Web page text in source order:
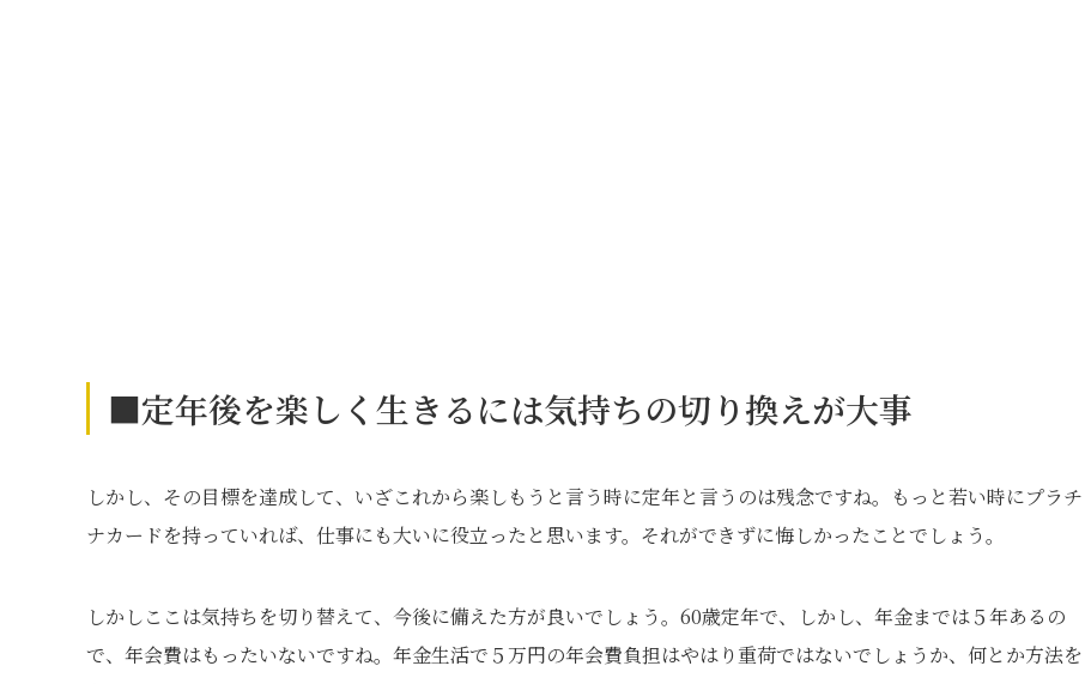
■定年後を楽しく生きるには気持ちの切り換えが大事
しかし、その目標を達成して、いざこれから楽しもうと言う時に定年と言うのは残念ですね。もっと若い時にプラチ
ナカードを持っていれば、仕事にも大いに役立ったと思います。それができずに悔しかったことでしょう。
しかしここは気持ちを切り替えて、今後に備えた方が良いでしょう。60歳定年で、しかし、年金までは５年あるの
で、年会費はもったいないですね。年金生活で５万円の年会費負担はやはり重荷ではないでしょうか、何とか方法を